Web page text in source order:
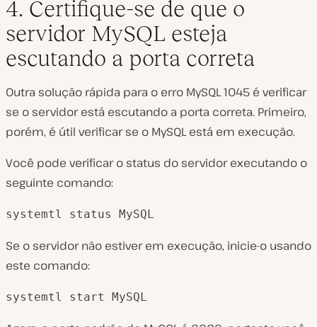
4. Certifique-se de que o
servidor MySQL esteja
escutando a porta correta
Outra solução rápida para o erro MySQL 1045 é verificar
se o servidor está escutando a porta correta. Primeiro,
porém, é útil verificar se o MySQL está em execução.
Você pode verificar o status do servidor executando o
seguinte comando:
systemtl status MySQL
Se o servidor não estiver em execução, inicie-o usando
este comando:
systemtl start MySQL